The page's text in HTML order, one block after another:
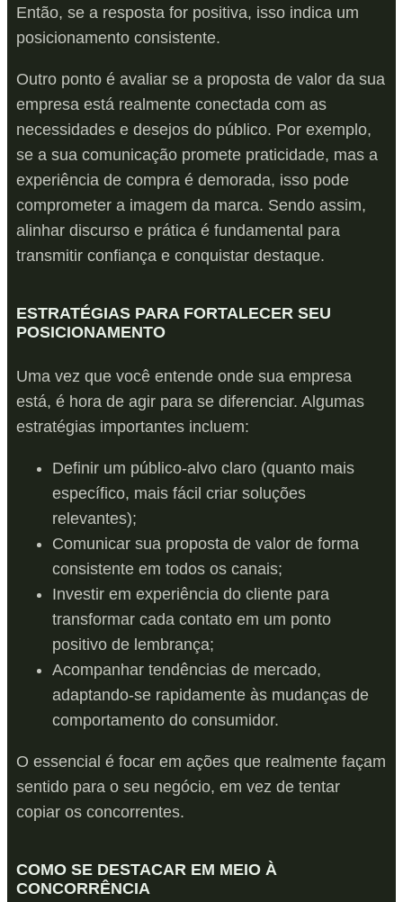
Então, se a resposta for positiva, isso indica um
posicionamento consistente.
Outro ponto é avaliar se a proposta de valor da sua
empresa está realmente conectada com as
necessidades e desejos do público. Por exemplo,
se a sua comunicação promete praticidade, mas a
experiência de compra é demorada, isso pode
comprometer a imagem da marca. Sendo assim,
alinhar discurso e prática é fundamental para
transmitir confiança e conquistar destaque.
ESTRATÉGIAS PARA FORTALECER SEU
POSICIONAMENTO
Uma vez que você entende onde sua empresa
está, é hora de agir para se diferenciar. Algumas
estratégias importantes incluem:
Definir um público-alvo claro (quanto mais
específico, mais fácil criar soluções
relevantes);
Comunicar sua proposta de valor de forma
consistente em todos os canais;
Investir em experiência do cliente para
transformar cada contato em um ponto
positivo de lembrança;
Acompanhar tendências de mercado,
adaptando-se rapidamente às mudanças de
comportamento do consumidor.
O essencial é focar em ações que realmente façam
sentido para o seu negócio, em vez de tentar
copiar os concorrentes.
COMO SE DESTACAR EM MEIO À
CONCORRÊNCIA